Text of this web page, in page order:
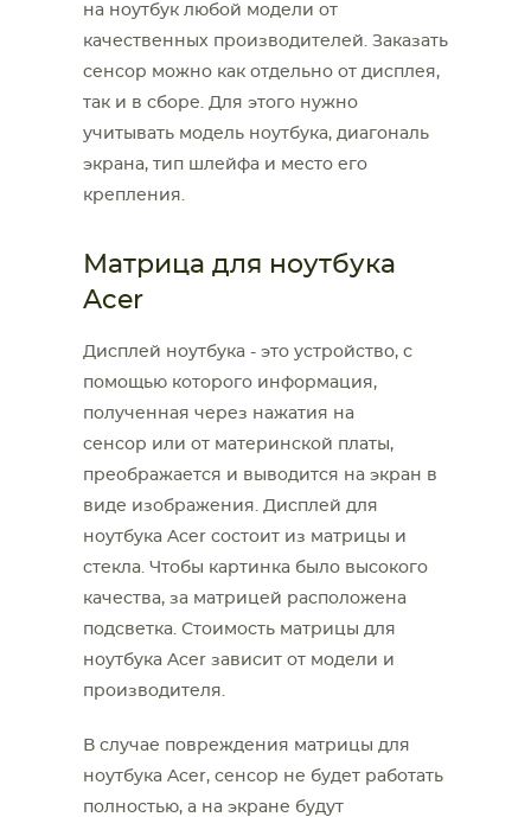
на ноутбук любой модели от
качественных производителей. Заказать
сенсор можно как отдельно от дисплея,
так и в сборе. Для этого нужно
учитывать модель ноутбука, диагональ
экрана, тип шлейфа и место его
крепления.
Матрица для ноутбука
Acer
Дисплей ноутбука - это устройство, с
помощью которого информация,
полученная через нажатия на
сенсор или от материнской платы,
преображается и выводится на экран в
виде изображения. Дисплей для
ноутбука Acer состоит из матрицы и
стекла. Чтобы картинка было высокого
качества, за матрицей расположена
подсветка. Стоимость матрицы для
ноутбука Acer зависит от модели и
производителя.
В случае повреждения матрицы для
ноутбука Acer, сенсор не будет работать
полностью, а на экране будут